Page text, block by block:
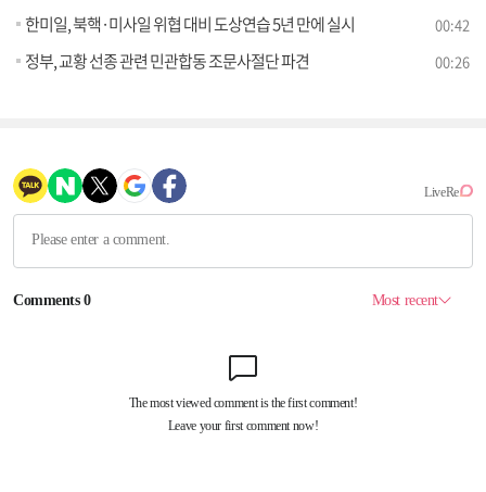
한미일, 북핵·미사일 위협 대비 도상연습 5년 만에 실시 00:42
정부, 교황 선종 관련 민관합동 조문사절단 파견 00:26